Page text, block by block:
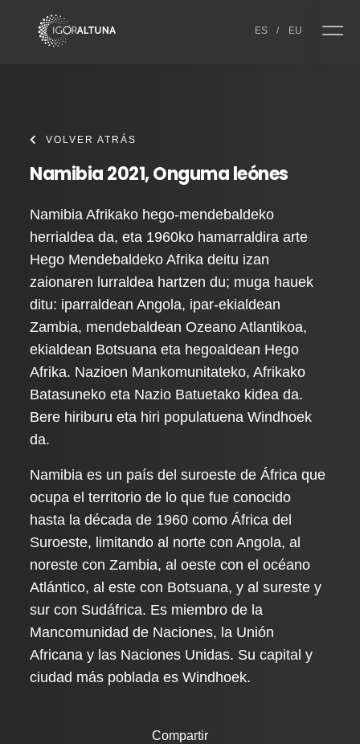
ES / EU
VOLVER ATRÁS
Namibia 2021, Onguma leónes
Namibia Afrikako hego-mendebaldeko
herrialdea da, eta 1960ko hamarraldira arte
Hego Mendebaldeko Afrika deitu izan
zaionaren lurraldea hartzen du; muga hauek
ditu: iparraldean Angola, ipar-ekialdean
Zambia, mendebaldean Ozeano Atlantikoa,
ekialdean Botsuana eta hegoaldean Hego
Afrika. Nazioen Mankomunitateko, Afrikako
Batasuneko eta Nazio Batuetako kidea da.
Bere hiriburu eta hiri populatuena Windhoek
da.
Namibia es un país del suroeste de África que
ocupa el territorio de lo que fue conocido
hasta la década de 1960 como África del
Suroeste, limitando al norte con Angola, al
noreste con Zambia, al oeste con el océano
Atlántico, al este con Botsuana, y al sureste y
sur con Sudáfrica. Es miembro de la
Mancomunidad de Naciones, la Unión
Africana y las Naciones Unidas. Su capital y
ciudad más poblada es Windhoek.
Compartir